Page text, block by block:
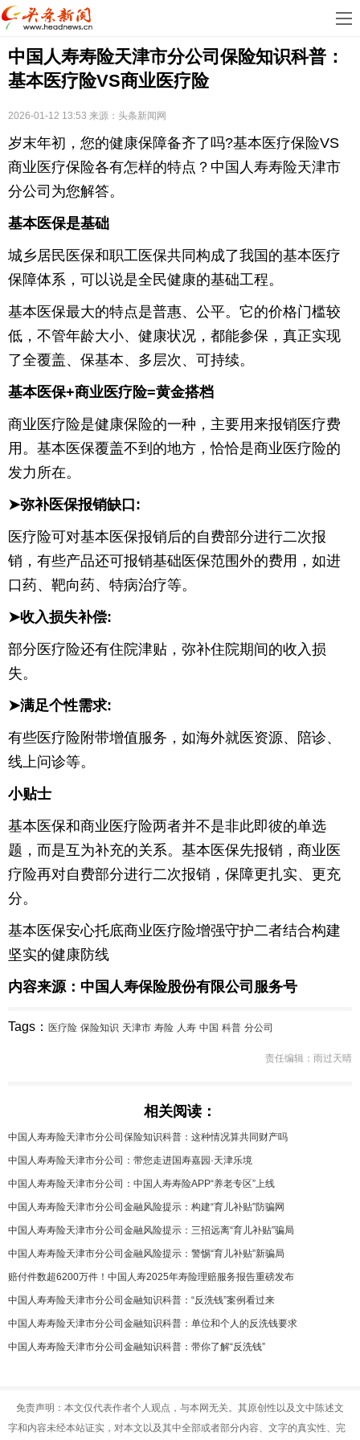
首
页
娱
乐
科
地
产
汽
车
教
康
生
活
时
育
育
儿
旅
戏
快
讯
财
中国人寿寿险天津市分公司保险知识科普：
基本医疗险VS商业医疗险
2026-01-12 13:53 来源： 头条新闻网
岁末年初，您的健康保障备齐了吗?基本医疗保险VS
商业医疗保险各有怎样的特点？中国人寿寿险天津市
分公司为您解答。
基本医保是基础
城乡居民医保和职工医保共同构成了我国的基本医疗
保障体系，可以说是全民健康的基础工程。
基本医保最大的特点是普惠、公平。它的价格门槛较
低，不管年龄大小、健康状况，都能参保，真正实现
了全覆盖、保基本、多层次、可持续。
基本医保+商业医疗险=黄金搭档
商业医疗险是健康保险的一种，主要用来报销医疗费
用。基本医保覆盖不到的地方，恰恰是商业医疗险的
发力所在。
➤弥补医保报销缺口:
医疗险可对基本医保报销后的自费部分进行二次报
销，有些产品还可报销基础医保范围外的费用，如进
口药、靶向药、特病治疗等。
➤收入损失补偿:
部分医疗险还有住院津贴，弥补住院期间的收入损
失。
➤满足个性需求:
有些医疗险附带增值服务，如海外就医资源、陪诊、
线上问诊等。
小贴士
基本医保和商业医疗险两者并不是非此即彼的单选
题，而是互为补充的关系。基本医保先报销，商业医
疗险再对自费部分进行二次报销，保障更扎实、更充
分。
基本医保安心托底商业医疗险增强守护二者结合构建
坚实的健康防线
内容来源：中国人寿保险股份有限公司服务号
Tags： 医疗险 保险知识 天津市 寿险 人寿 中国 科普 分公司
责任编辑：雨过天晴
相关阅读：
中国人寿寿险天津市分公司保险知识科普：这种情况算共同财产吗
中国人寿寿险天津市分公司：带您走进国寿嘉园·天津乐境
中国人寿寿险天津市分公司：中国人寿寿险APP“养老专区”上线
中国人寿寿险天津市分公司金融风险提示：构建“育儿补贴”防骗网
中国人寿寿险天津市分公司金融风险提示：三招远离“育儿补贴”骗局
中国人寿寿险天津市分公司金融风险提示：警惕“育儿补贴”新骗局
赔付件数超6200万件！中国人寿2025年寿险理赔服务报告重磅发布
中国人寿寿险天津市分公司金融知识科普：“反洗钱”案例看过来
中国人寿寿险天津市分公司金融知识科普：单位和个人的反洗钱要求
中国人寿寿险天津市分公司金融知识科普：带你了解“反洗钱”
免责声明：本文仅代表作者个人观点，与本网无关。其原创性以及文中陈述文
字和内容未经本站证实，对本文以及其中全部或者部分内容、文字的真实性、完